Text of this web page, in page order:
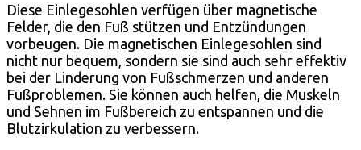
Diese Einlegesohlen verfügen über magnetische
Felder, die den Fuß stützen und Entzündungen
vorbeugen. Die magnetischen Einlegesohlen sind
nicht nur bequem, sondern sie sind auch sehr effektiv
bei der Linderung von Fußschmerzen und anderen
Fußproblemen. Sie können auch helfen, die Muskeln
und Sehnen im Fußbereich zu entspannen und die
Blutzirkulation zu verbessern.